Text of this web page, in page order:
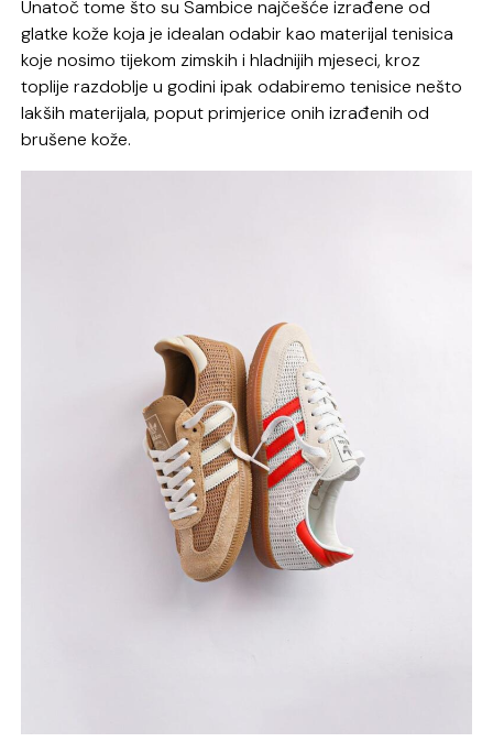
Unatoč tome što su Sambice najčešće izrađene od
glatke kože koja je idealan odabir kao materijal tenisica
koje nosimo tijekom zimskih i hladnijih mjeseci, kroz
toplije razdoblje u godini ipak odabiremo tenisice nešto
lakših materijala, poput primjerice onih izrađenih od
brušene kože.